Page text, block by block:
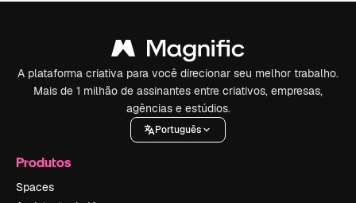
A plataforma criativa para você direcionar seu melhor trabalho.
Mais de 1 milhão de assinantes entre criativos, empresas,
agências e estúdios.
Português
Produtos
Spaces